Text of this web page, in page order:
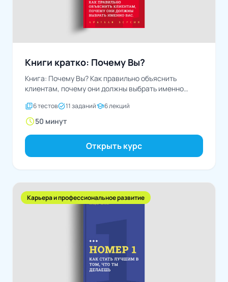
Книги кратко: Почему Вы?
Книга: Почему Вы? Как правильно объяснить
клиентам, почему они должны выбрать именно
quiz6 тестовtask_alt11 заданийschool6 лекций
schedule50 минут
Открыть курс
Карьера и профессиональное развитие